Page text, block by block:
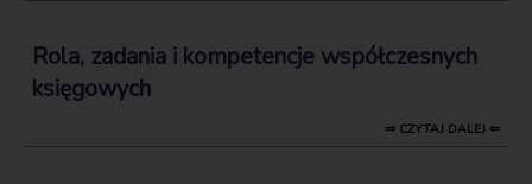
Rola, zadania i kompetencje współczesnych
księgowych
⇒ CZYTAJ DALEJ ⇐